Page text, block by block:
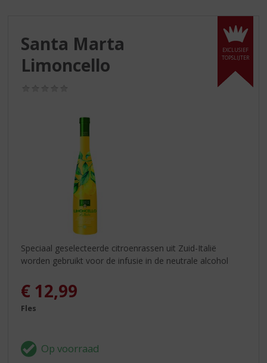
EXCLUSIEF
TOPSLIJTER
Santa Marta
Limoncello
Speciaal geselecteerde citroenrassen uit Zuid-Italië
worden gebruikt voor de infusie in de neutrale alcohol
€ 12,99
Fles